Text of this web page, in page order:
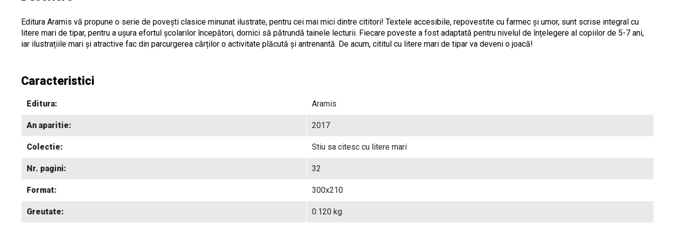
Editura Aramis vă propune o serie de povești clasice minunat ilustrate, pentru cei mai mici dintre cititori! Textele accesibile, repovestite cu farmec și umor, sunt scrise integral cu
litere mari de tipar, pentru a ușura efortul școlarilor începători, dornici să pătrundă tainele lecturii. Fiecare poveste a fost adaptată pentru nivelul de înțelegere al copiilor de 5-7 ani,
iar ilustrațiile mari și atractive fac din parcurgerea cărților o activitate plăcută și antrenantă. De acum, cititul cu litere mari de tipar va deveni o joacă!
Caracteristici
Editura: Aramis
An aparitie: 2017
Colectie: Stiu sa citesc cu litere mari
Nr. pagini: 32
Format: 300x210
Greutate: 0.120 kg